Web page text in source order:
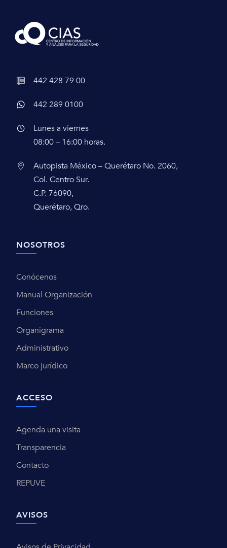
442 428 79 00
442 289 0100
Lunes a viernes
08:00 – 16:00 horas.
Autopista México – Querétaro No. 2060,
Col. Centro Sur.
C.P. 76090,
Querétaro, Qro.
NOSOTROS
Conócenos
Manual Organización
Funciones
Organigrama
Administrativo
Marco jurídico
ACCESO
Agenda una visita
Transparencia
Contacto
REPUVE
AVISOS